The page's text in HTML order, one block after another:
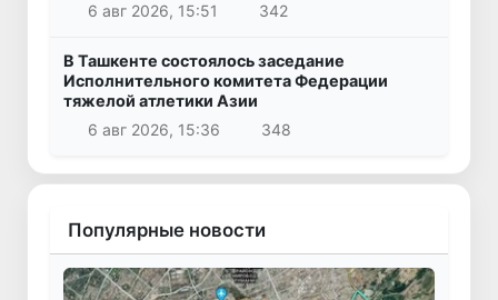
6 авг 2026, 15:51
342
В Ташкенте состоялось заседание
Исполнительного комитета Федерации
тяжелой атлетики Азии
6 авг 2026, 15:36
348
Популярные новости